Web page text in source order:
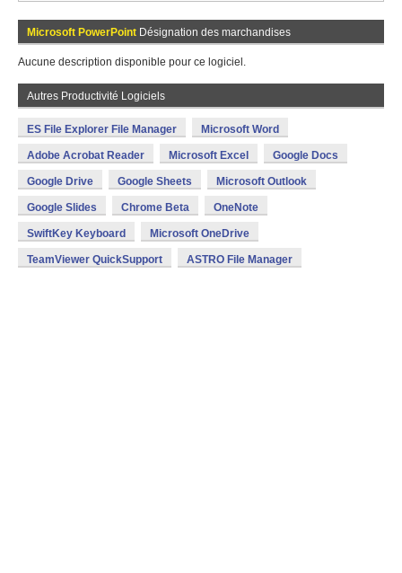
Microsoft PowerPoint Désignation des marchandises
Aucune description disponible pour ce logiciel.
Autres Productivité Logiciels
ES File Explorer File Manager Microsoft Word
Adobe Acrobat Reader Microsoft Excel Google Docs
Google Drive Google Sheets Microsoft Outlook
Google Slides Chrome Beta OneNote
SwiftKey Keyboard Microsoft OneDrive
TeamViewer QuickSupport ASTRO File Manager